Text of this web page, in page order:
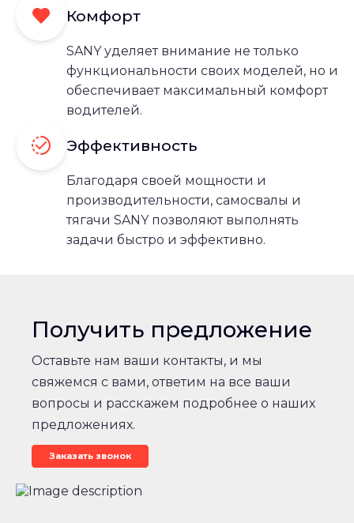
Комфорт
SANY уделяет внимание не только
функциональности своих моделей, но и
обеспечивает максимальный комфорт
водителей.
Эффективность
Благодаря своей мощности и
производительности, самосвалы и
тягачи SANY позволяют выполнять
задачи быстро и эффективно.
Получить предложение
Оставьте нам ваши контакты, и мы
свяжемся с вами, ответим на все ваши
вопросы и расскажем подробнее о наших
предложениях.
Заказать звонок